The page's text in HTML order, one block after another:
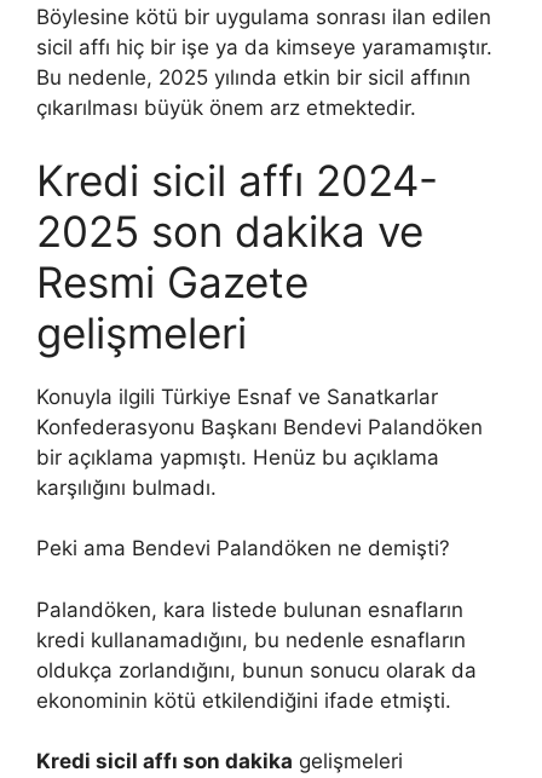
Böylesine kötü bir uygulama sonrası ilan edilen
sicil affı hiç bir işe ya da kimseye yaramamıştır.
Bu nedenle, 2025 yılında etkin bir sicil affının
çıkarılması büyük önem arz etmektedir.
Kredi sicil affı 2024-
2025 son dakika ve
Resmi Gazete
gelişmeleri
Konuyla ilgili Türkiye Esnaf ve Sanatkarlar
Konfederasyonu Başkanı Bendevi Palandöken
bir açıklama yapmıştı. Henüz bu açıklama
karşılığını bulmadı.
Peki ama Bendevi Palandöken ne demişti?
Palandöken, kara listede bulunan esnafların
kredi kullanamadığını, bu nedenle esnafların
oldukça zorlandığını, bunun sonucu olarak da
ekonominin kötü etkilendiğini ifade etmişti.
Kredi sicil affı son dakika gelişmeleri